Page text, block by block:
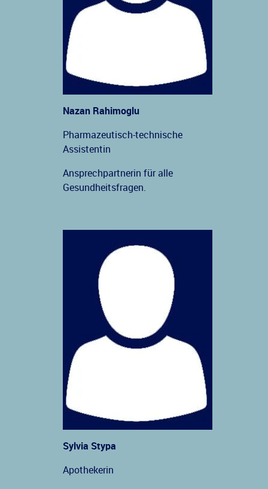
Nazan Rahimoglu
Pharmazeutisch-technische
Assistentin
Ansprechpartnerin für alle
Gesundheitsfragen.
Sylvia Stypa
Apothekerin